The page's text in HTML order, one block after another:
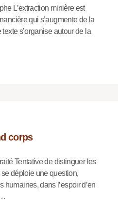
L’extraction minière est
qui s’augmente de la
s’organise autour de la
corps
Tentative de distinguer les
déploie une question,
dans l’espoir d’en